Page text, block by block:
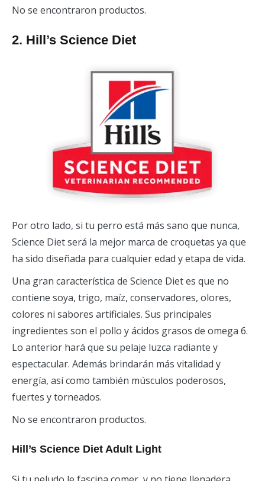
No se encontraron productos.
2. Hill’s Science Diet
Por otro lado, si tu perro está más sano que nunca,
Science Diet será la mejor marca de croquetas ya que
ha sido diseñada para cualquier edad y etapa de vida.
Una gran característica de Science Diet es que no
contiene soya, trigo, maíz, conservadores, olores,
colores ni sabores artificiales. Sus principales
ingredientes son el pollo y ácidos grasos de omega 6.
Lo anterior hará que su pelaje luzca radiante y
espectacular. Además brindarán más vitalidad y
energía, así como también músculos poderosos,
fuertes y torneados.
No se encontraron productos.
Hill’s Science Diet Adult Light